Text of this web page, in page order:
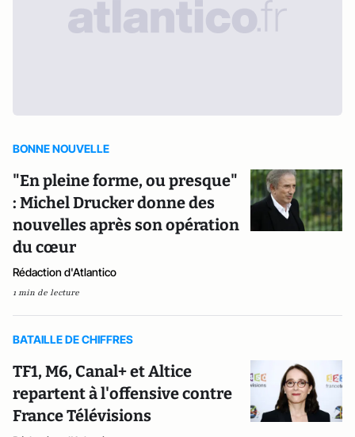
BONNE NOUVELLE
"En pleine forme, ou presque"
: Michel Drucker donne des
nouvelles après son opération
du cœur
Rédaction d'Atlantico
1 min de lecture
BATAILLE DE CHIFFRES
TF1, M6, Canal+ et Altice
repartent à l'offensive contre
France Télévisions